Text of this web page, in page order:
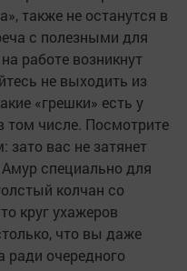
также не останутся в
с полезными для
работе возникнут
не выходить из
«грешки» есть у
том числе. Посмотрите
зато вас не затянет
специально для
колчан со
круг ухажеров
что вы даже
ради очередного